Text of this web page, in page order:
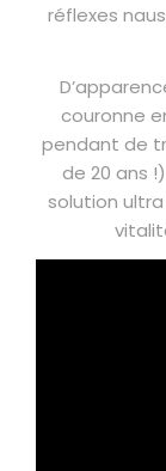
réflexes
couronne
pendant de
de 20 ans
solution